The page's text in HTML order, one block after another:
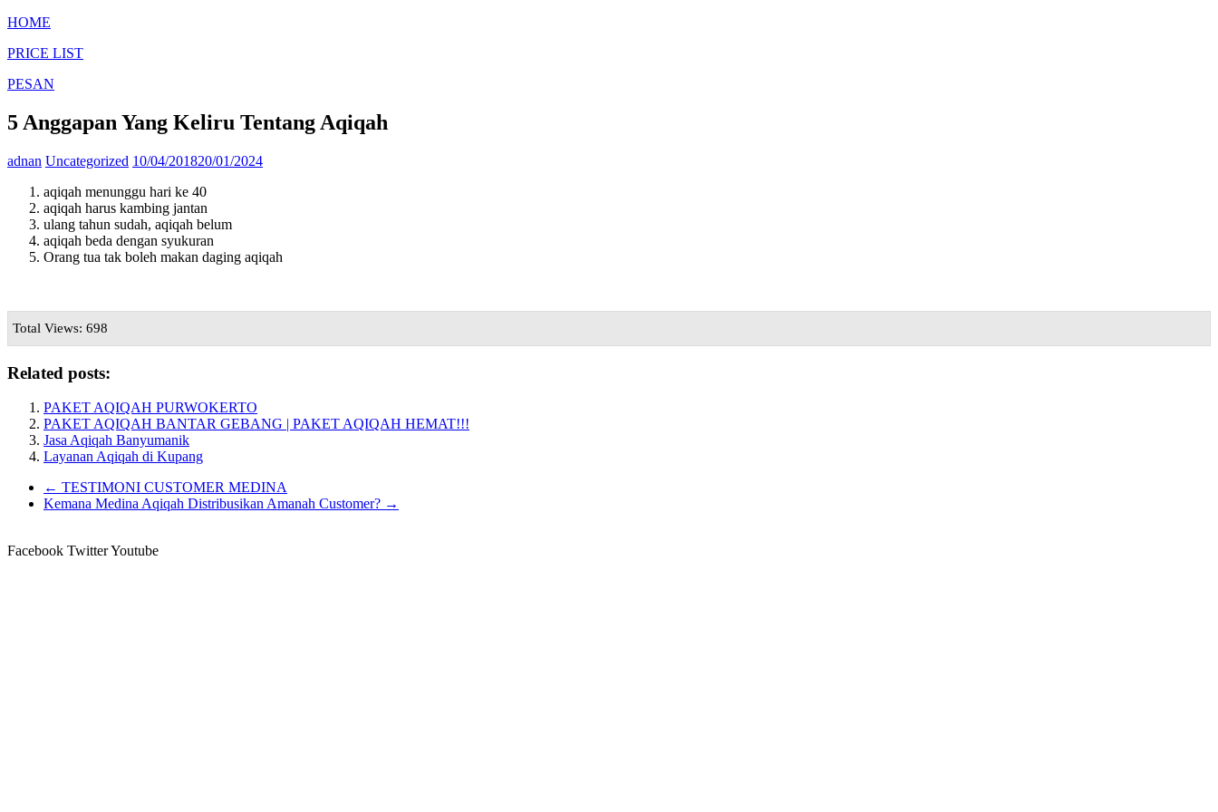
HOME
PRICE LIST
PESAN
5 Anggapan Yang Keliru Tentang Aqiqah
adnan Uncategorized 10/04/201820/01/2024
aqiqah menunggu hari ke 40
aqiqah harus kambing jantan
ulang tahun sudah, aqiqah belum
aqiqah beda dengan syukuran
Orang tua tak boleh makan daging aqiqah
Total Views: 698
Related posts:
PAKET AQIQAH PURWOKERTO
PAKET AQIQAH BANTAR GEBANG | PAKET AQIQAH HEMAT!!!
Jasa Aqiqah Banyumanik
Layanan Aqiqah di Kupang
← TESTIMONI CUSTOMER MEDINA
Kemana Medina Aqiqah Distribusikan Amanah Customer? →
Facebook TwitterYoutube